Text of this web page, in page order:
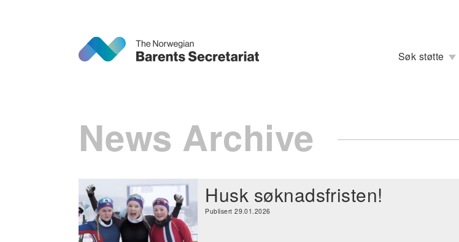
Søk støtte
News Archive
Husk søknadsfristen!
Publisert 29.01.2026